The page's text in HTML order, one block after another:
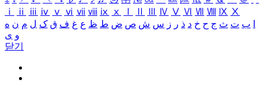
ⅰ
ⅱ ⅲ ⅳ ⅴ ⅵ ⅶ ⅷ ⅸ ⅹ Ⅳ Ⅴ Ⅵ Ⅶ Ⅷ Ⅸ Ⅹ
ب ت ث ج ح خ د ذ ر ز س ش ص ض ط ظ ع غ ف ق ک ل م ن ه
و ی
닫기